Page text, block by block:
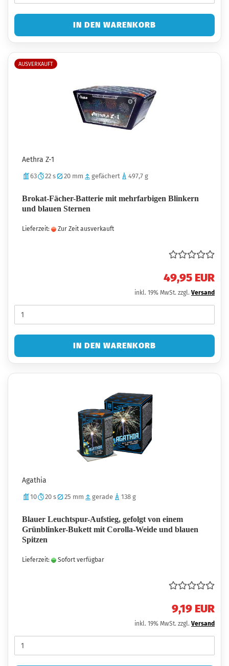
IN DEN WARENKORB
AUSVERKAUFT
Aethra Z-1
63 22 s 20 mm gefächert 497,7 g
Brokat-Fächer-Batterie mit mehrfarbigen Blinkern
und blauen Sternen
Lieferzeit: Zur Zeit ausverkauft
49,95 EUR
inkl. 19% MwSt. zzgl. Versand
IN DEN WARENKORB
Agathia
10 20 s 25 mm gerade 138 g
Blauer Leuchtspur-Aufstieg, gefolgt von einem
Grünblinker-Bukett mit Corolla-Weide und blauen
Spitzen
Lieferzeit: Sofort verfügbar
9,19 EUR
inkl. 19% MwSt. zzgl. Versand